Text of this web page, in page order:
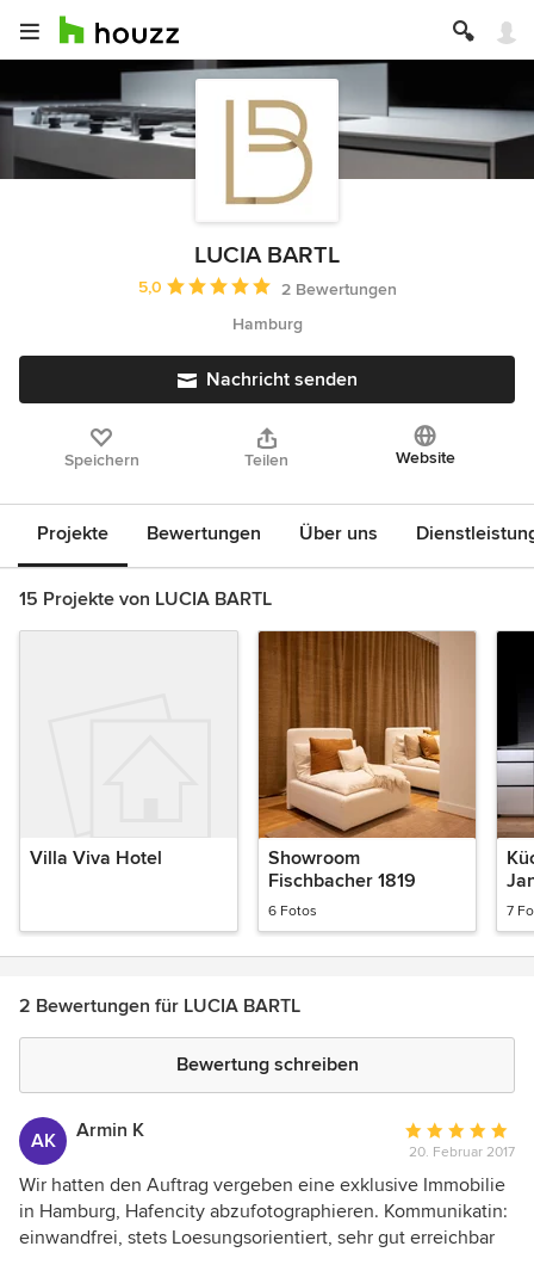
LUCIA BARTL
Durchschnittliche Bewertung: 5 von 5 Sternen
5,0
2 Bewertungen
Hamburg
Nachricht senden
Speichern Teilen Website
Projekte Bewertungen Über uns
15 Projekte von LUCIA BARTL
Villa Viva Hotel
Showroom
Fischbacher 1819
6 Fotos 7
2 Bewertungen für LUCIA BARTL
Bewertung schreiben
AK Armin K
Bewertung:
5
von
5
20. Februar 2017
Wir hatten den Auftrag vergeben eine exklusive Immobilie
in Hamburg, Hafencity abzufotographieren. Kommunikatin:
einwandfrei, stets Loesungsorientiert, sehr gut erreichbar